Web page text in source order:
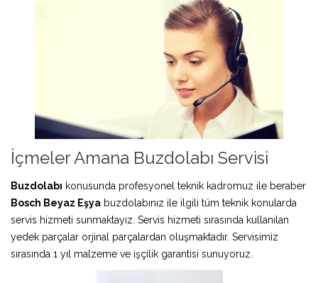
İçmeler Amana Buzdolabı Servisi
Buzdolabı konusunda profesyonel teknik kadromuz ile beraber
Bosch Beyaz Eşya buzdolabınız ile ilgili tüm teknik konularda
servis hizmeti sunmaktayız. Servis hizmeti sırasında kullanılan
yedek parçalar orjinal parçalardan oluşmaktadır. Servisimiz
sırasında 1 yıl malzeme ve işçilik garantisi sunuyoruz.